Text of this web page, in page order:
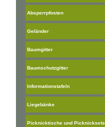
Absperrpfosten
Geländer
Baumgitter
Baumschutzgitter
Informationstafeln
Liegebänke
Picknicktische und Picknicksets